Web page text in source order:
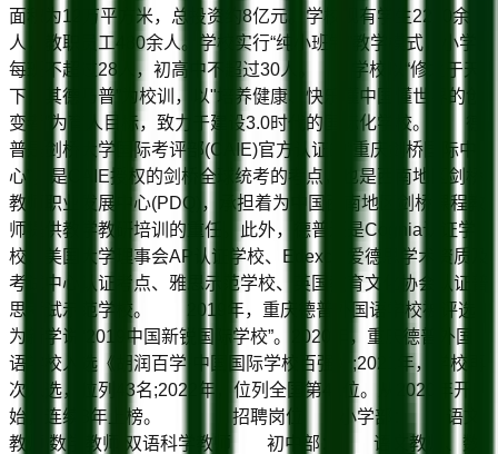
面积为12万平方米，总投资约8亿元。学校现有学生2200余
人，教职员工480余人。学校实行“纯小班制”教学模式，小学
每班不超过28人，初高中不超过30人。 学校以“修之于天
下，其德乃普”为校训，以"培养健康、快乐懂中国懂世界的创
变者”为育人目标，致力于建设3.0时代的国际化学校。 德
普是剑桥大学国际考评部(CAIE)官方认证的“重庆剑桥国际中
心”，是CAIE授权的剑桥全球统考的考点，也是西南地区剑桥
教师职业发展中心(PDQ)，承担着为中国西南地区剑桥课程教
师提供教学教研培训的重任。此外，德普还是Cognia认证学
校、美国大学理事会AP认证学校、Edexcel爱德思学术资质及
考试中心认证考点、雅思示范学校、英国教育文化协会认证普
思考试示范学校。 2019年，重庆德普外国语学校被评选
为新学说“2019中国新锐国际学校”。2020年，重庆德普外国
语学校入选《胡润百学·中国国际学校百强》;2021年，学校再
次入选，位列43名;2022年，位列全国第41位。从2020年开
始，连续3年上榜。 招聘岗位 小学部： 语文
教师 数学教师 双语科学教师 初中部： 语文教师、数